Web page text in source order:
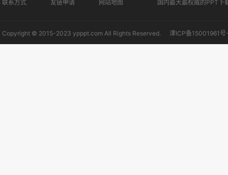
联系方式 友链申请 网站地图
国内最大最权威的PPT下
Copyright © 2015-2023 ypppt.com All Rights Reserved. 津ICP备15001961号